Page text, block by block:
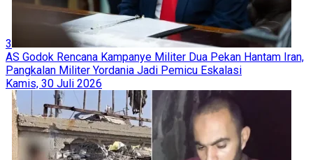
3
AS Godok Rencana Kampanye Militer Dua Pekan Hantam Iran,
Pangkalan Militer Yordania Jadi Pemicu Eskalasi
Kamis, 30 Juli 2026